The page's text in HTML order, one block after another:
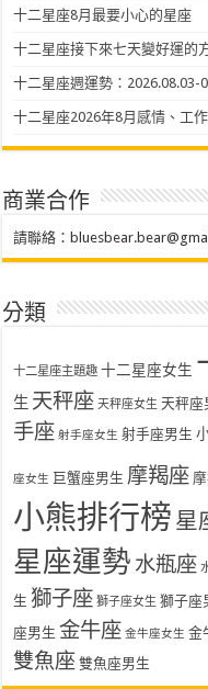
十二星座8月最要小心的星座
十二星座接下來七天變好運的
十二星座週運勢：2026.08.03-
十二星座2026年8月感情、工
商業合作
請聯絡：
分類
十二星座主題趣 十二星座女生
生 天秤座 天秤座女生 天秤座
手座 射手座女生 射手座男生
座女生 巨蟹座男生 摩羯座
小熊排行榜 星
星座運勢 水瓶座
生 獅子座 獅子座女生 獅子座
座男生 金牛座 金牛座女生 金
雙魚座 雙魚座男生